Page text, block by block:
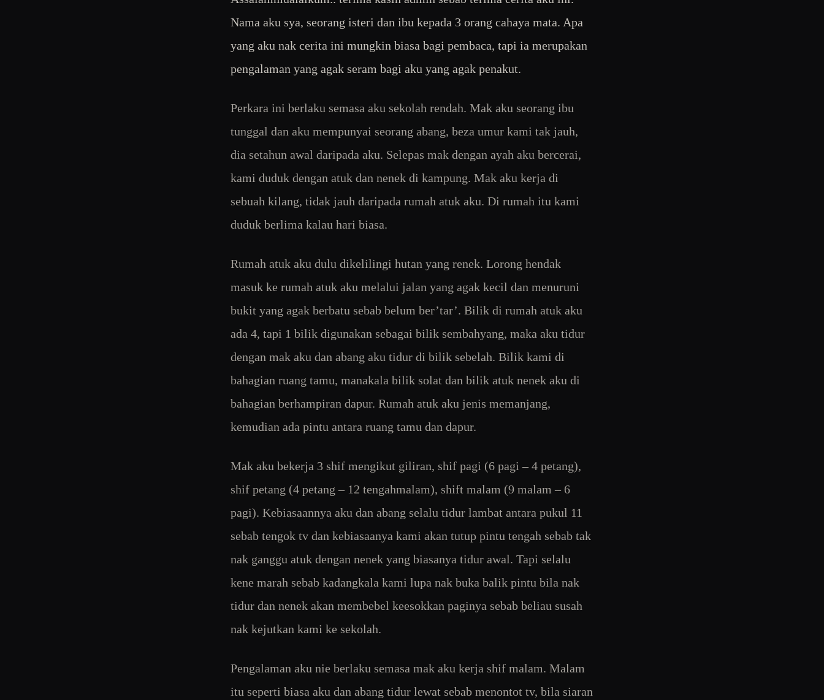
Nama aku sya, seorang isteri dan ibu kepada 3 orang cahaya mata. Apa
yang aku nak cerita ini mungkin biasa bagi pembaca, tapi ia merupakan
pengalaman yang agak seram bagi aku yang agak penakut.
Perkara ini berlaku semasa aku sekolah rendah. Mak aku seorang ibu
tunggal dan aku mempunyai seorang abang, beza umur kami tak jauh,
dia setahun awal daripada aku. Selepas mak dengan ayah aku bercerai,
kami duduk dengan atuk dan nenek di kampung. Mak aku kerja di
sebuah kilang, tidak jauh daripada rumah atuk aku. Di rumah itu kami
duduk berlima kalau hari biasa.
Rumah atuk aku dulu dikelilingi hutan yang renek. Lorong hendak
masuk ke rumah atuk aku melalui jalan yang agak kecil dan menuruni
bukit yang agak berbatu sebab belum ber’tar’. Bilik di rumah atuk aku
ada 4, tapi 1 bilik digunakan sebagai bilik sembahyang, maka aku tidur
dengan mak aku dan abang aku tidur di bilik sebelah. Bilik kami di
bahagian ruang tamu, manakala bilik solat dan bilik atuk nenek aku di
bahagian berhampiran dapur. Rumah atuk aku jenis memanjang,
kemudian ada pintu antara ruang tamu dan dapur.
Mak aku bekerja 3 shif mengikut giliran, shif pagi (6 pagi – 4 petang),
shif petang (4 petang – 12 tengahmalam), shift malam (9 malam – 6
pagi). Kebiasaannya aku dan abang selalu tidur lambat antara pukul 11
sebab tengok tv dan kebiasaanya kami akan tutup pintu tengah sebab tak
nak ganggu atuk dengan nenek yang biasanya tidur awal. Tapi selalu
kene marah sebab kadangkala kami lupa nak buka balik pintu bila nak
tidur dan nenek akan membebel keesokkan paginya sebab beliau susah
nak kejutkan kami ke sekolah.
Pengalaman aku nie berlaku semasa mak aku kerja shif malam. Malam
itu seperti biasa aku dan abang tidur lewat sebab menontot tv, bila siaran